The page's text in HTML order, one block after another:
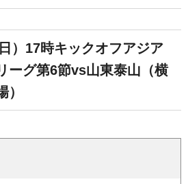
）17時キックオフアジア
ーグ第6節vs山東泰山（横